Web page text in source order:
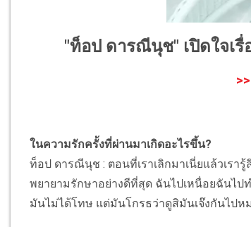
"ท็อป ดารณีนุช" เปิดใจเ
ในความรักครั้งที่ผ่านมาเกิดอะไรขึ้น?
ท็อป ดารณีนุช : ตอนที่เราเลิกมาเนี่ยแล้วเร
พยายามรักษาอย่างดีที่สุด ฉันไปเหนื่อยฉันไป
มันไม่ได้โทษ แต่มันโกรธว่าดูสิมันเจ๊งกันไปห